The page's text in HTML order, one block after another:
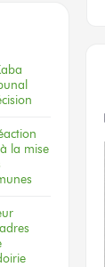
la mise